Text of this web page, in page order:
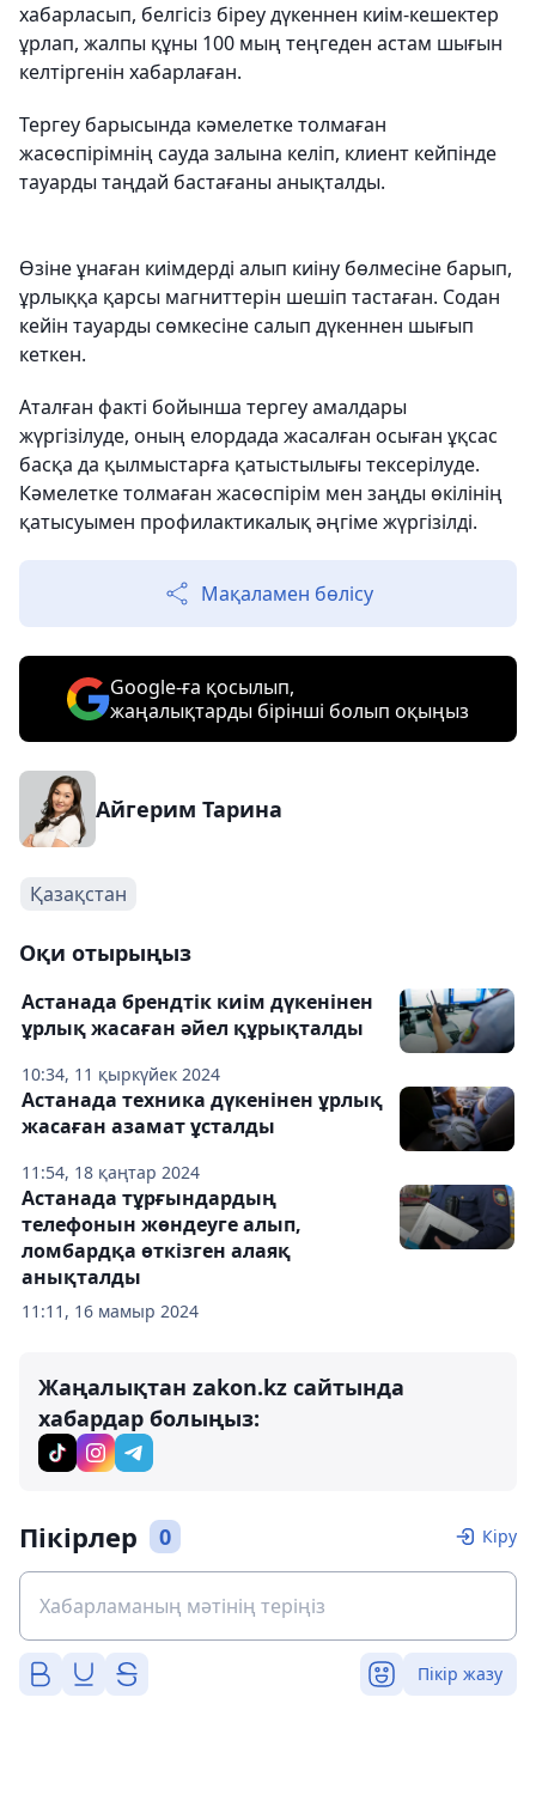
хабарласып, белгісіз біреу дүкеннен киім-кешектер
ұрлап, жалпы құны 100 мың теңгеден астам шығын
келтіргенін хабарлаған.
Тергеу барысында кәмелетке толмаған
жасөспірімнің сауда залына келіп, клиент кейпінде
тауарды таңдай бастағаны анықталды.
Өзіне ұнаған киімдерді алып киіну бөлмесіне барып,
ұрлыққа қарсы магниттерін шешіп тастаған. Содан
кейін тауарды сөмкесіне салып дүкеннен шығып
кеткен.
Аталған факті бойынша тергеу амалдары
жүргізілуде, оның елордада жасалған осыған ұқсас
басқа да қылмыстарға қатыстылығы тексерілуде.
Кәмелетке толмаған жасөспірім мен заңды өкілінің
қатысуымен профилактикалық әңгіме жүргізілді.
Мақаламен бөлісу
Google-ға қосылып,
жаңалықтарды бірінші болып оқыңыз
Айгерим Тарина
Қазақстан
Оқи отырыңыз
10:34, 11 қыркүйек 2024
Астанада брендтік киім дүкенінен
ұрлық жасаған әйел құрықталды
11:54, 18 қаңтар 2024
Астанада техника дүкенінен ұрлық
жасаған азамат ұсталды
11:11, 16 мамыр 2024
Астанада тұрғындардың
телефонын жөндеуге алып,
ломбардқа өткізген алаяқ
анықталды
Жаңалықтан zakon.kz сайтында
хабардар болыңыз:
Пікірлер 0 Кіру
Пікір жазу